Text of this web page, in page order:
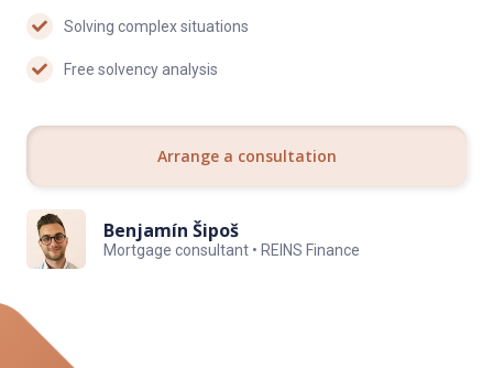
● kuchyňská linka se spotřebiči (myčka nádobí, el. trouba, varná
deska, digestoř, dřez+baterie, LED podsvietenie)
Bytový dům prošel rekonstrukcí vnitřních prostů, výtah,
schránky, nové vchodové dveře, v blízké době se plánuje
zateplení bytového důmu. Parkování je bezproblémové před
domem.
Byotvý dům se nachází pouhé 2 minuty pěšky od stanice metra
Solving complex situations
Free solvency analysis
Arrange a consultation
Benjamín Šipoš
Mortgage consultant • REINS Finance